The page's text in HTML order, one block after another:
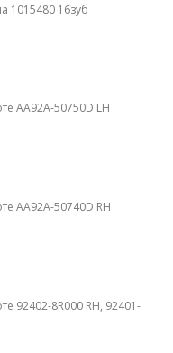
1015480 16зуб
AA92A-50750D LH
AA92A-50740D RH
92402-8R000 RH, 92401-